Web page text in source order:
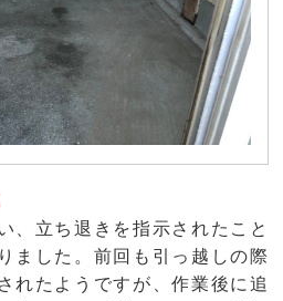
、立ち退きを指示されたこと
ました。前回も引っ越しの際
れたようですが、作業後に追